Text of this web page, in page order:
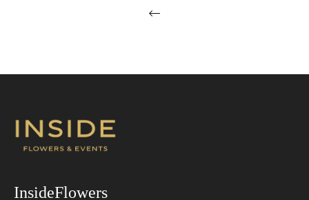
InsideFlowers